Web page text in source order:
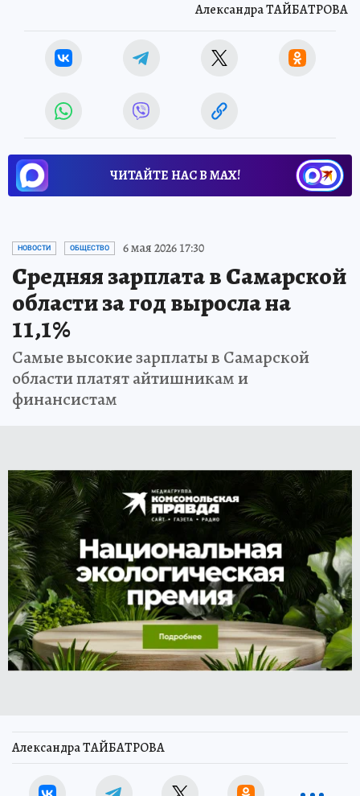
Александра ТАЙБАТРОВА
ЧИТАЙТЕ НАС В МАХ!
НОВОСТИ ОБЩЕСТВО 6 мая 2026 17:30
Средняя зарплата в Самарской
области за год выросла на
11,1%
Самые высокие зарплаты в Самарской
области платят айтишникам и
финансистам
Александра ТАЙБАТРОВА